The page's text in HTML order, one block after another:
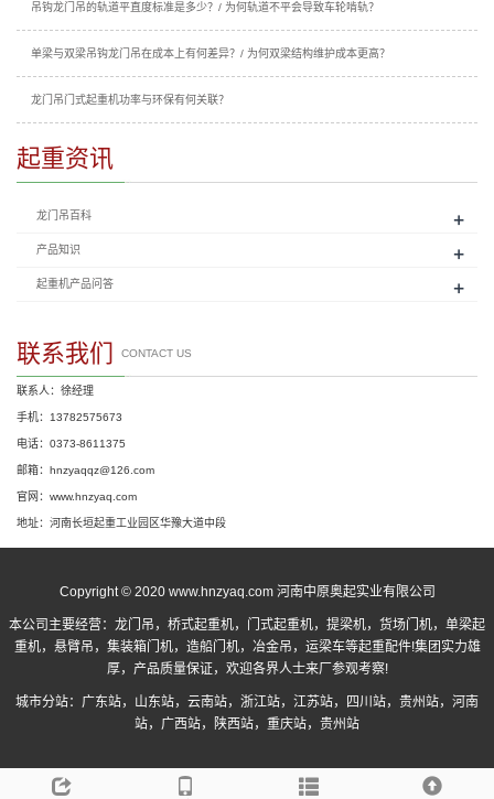
吊钩龙门吊的轨道平直度标准是多少？/ 为何轨道不平会导致车轮啃轨？
单梁与双梁吊钩龙门吊在成本上有何差异？/ 为何双梁结构维护成本更高？
龙门吊门式起重机功率与环保有何关联？
起重资讯
龙门吊百科 +
产品知识 +
起重机产品问答 +
联系我们 CONTACT US
联系人：徐经理
手机：13782575673
电话：0373-8611375
邮箱：hnzyaqqz@126.com
官网：www.hnzyaq.com
地址：河南长垣起重工业园区华豫大道中段
Copyright © 2020 www.hnzyaq.com 河南中原奥起实业有限公司
本公司主要经营： 龙门吊 ， 桥式起重机， 门式起重机，提梁机，货场门机，单梁起
重机，悬臂吊，集装箱门机，造船门机，冶金吊，运梁车等起重配件!集团实力雄
厚，产品质量保证，欢迎各界人士来厂参观考察!
城市分站： 广东站， 山东站， 云南站， 浙江站， 江苏站， 四川站， 贵州站， 河南
站， 广西站， 陕西站， 重庆站， 贵州站